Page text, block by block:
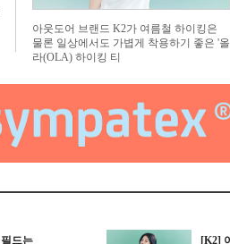
아웃도어 브랜드 K2가 여름철 하이킹은
물론 일상에서도 가볍게 착용하기 좋은 '올
라(OLA) 하이킹 티